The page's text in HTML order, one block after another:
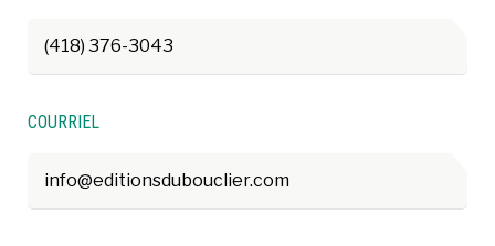
(418) 376-3043
COURRIEL
info@editionsdubouclier.com